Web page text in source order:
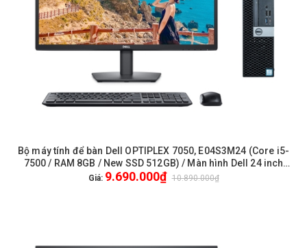
Bộ máy tính để bàn Dell OPTIPLEX 7050, E04S3M24 (Core i5-
7500 / RAM 8GB / New SSD 512GB) / Màn hình Dell 24 inch
FullHD / Chuột phím Dell / WiFi
Giá: 9.690.000₫ 10.890.000₫